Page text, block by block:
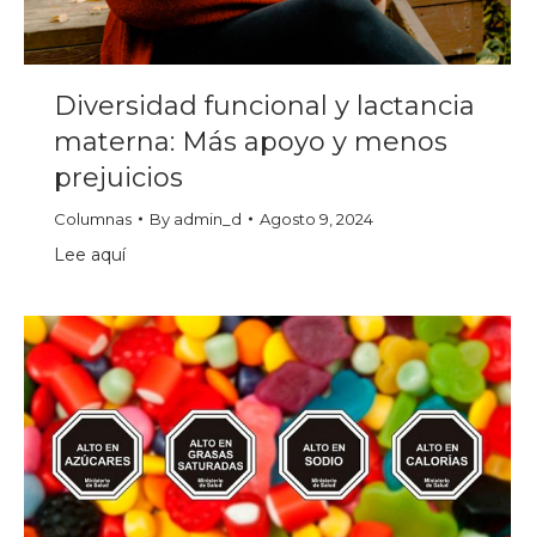
Diversidad funcional y lactancia
materna: Más apoyo y menos
prejuicios
Columnas By admin_d Agosto 9, 2024
Lee aquí